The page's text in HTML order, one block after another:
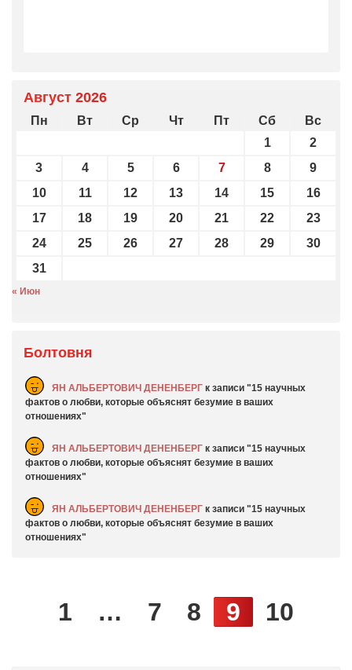
Август 2026
Пн Вт Ср Чт Пт Сб
Вс
1
2
3
4 5 6 7 8
9
10
11 12 13 14 15
16
17
18 19 20 21 22
23
24
25 26 27 28 29
30
31
« Июн
Болтовня
ЯН АЛЬБЕРТОВИЧ ДЕНЕНБЕРГ к записи
15 научных
фактов о любви, которые объяснят безумие в ваших
отношениях
ЯН АЛЬБЕРТОВИЧ ДЕНЕНБЕРГ к записи
15 научных
фактов о любви, которые объяснят безумие в ваших
отношениях
ЯН АЛЬБЕРТОВИЧ ДЕНЕНБЕРГ к записи
15 научных
фактов о любви, которые объяснят безумие в ваших
отношениях
1 … 7 8 9 10